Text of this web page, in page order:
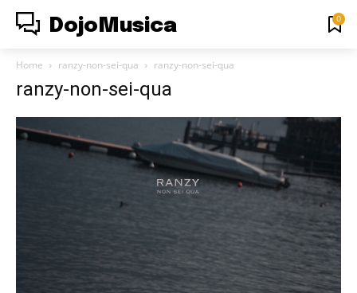
DojoMusica 0
Home ranzy-non-sei-qua ranzy-non-sei-qua
ranzy-non-sei-qua